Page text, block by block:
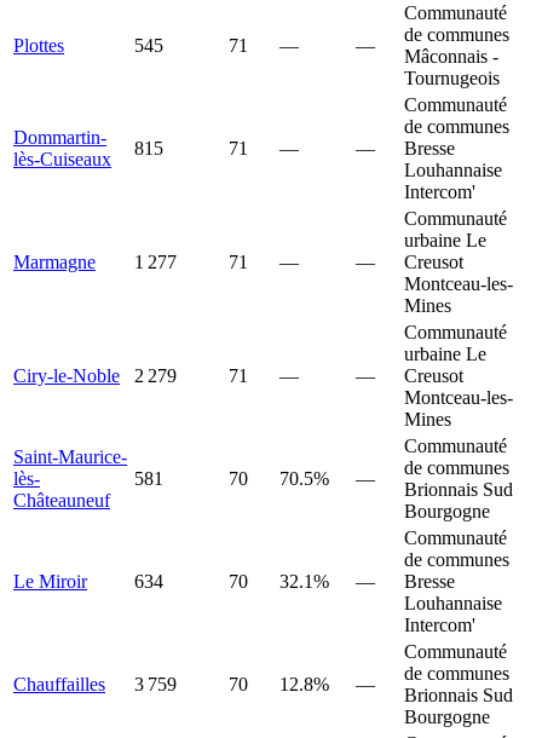
Plottes 545 71 — —
Communauté
de communes
Mâconnais -
Tournugeois
Dommartin-
lès-Cuiseaux
815 71 — —
Communauté
de communes
Bresse
Louhannaise
Intercom'
Marmagne 1 277 71 — —
Communauté
urbaine Le
Creusot
Montceau-les-
Mines
Ciry-le-Noble 2 279 71 — —
Communauté
urbaine Le
Creusot
Montceau-les-
Mines
Saint-Maurice-
lès-
Châteauneuf
581 70 70.5% —
Communauté
de communes
Brionnais Sud
Bourgogne
Le Miroir 634 70 32.1% —
Communauté
de communes
Bresse
Louhannaise
Intercom'
Chauffailles 3 759 70 12.8% —
Communauté
de communes
Brionnais Sud
Bourgogne